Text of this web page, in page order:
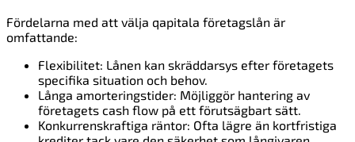
Fördelarna med att välja qapitala företagslån är
omfattande:
Flexibilitet: Lånen kan skräddarsys efter företagets
specifika situation och behov.
Långa amorteringstider: Möjliggör hantering av
företagets cash flow på ett förutsägbart sätt.
Konkurrenskraftiga räntor: Ofta lägre än kortfristiga